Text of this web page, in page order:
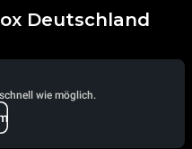
Deutschland
wie möglich.